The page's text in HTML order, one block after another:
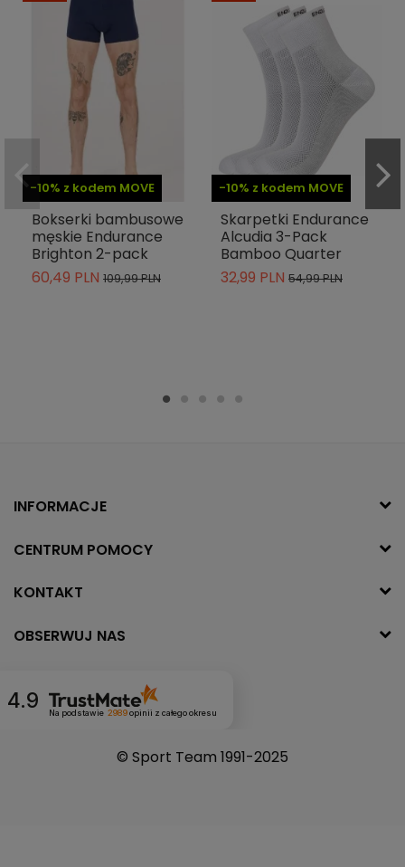
-10% z kodem MOVE
Bokserki bambusowe
męskie Endurance
Brighton 2-pack
60,49 PLN 109,99 PLN
-10% z kodem MOVE
Skarpetki Endurance
Alcudia 3-Pack
Bamboo Quarter
32,99 PLN 54,99 PLN
INFORMACJE
CENTRUM POMOCY
KONTAKT
OBSERWUJ NAS
4.9 Na podstawie 2989opinii z całego okresu
© Sport Team 1991-2025